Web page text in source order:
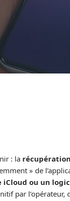
: la
» de
iCloud ou un
par